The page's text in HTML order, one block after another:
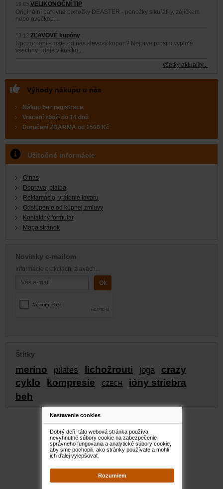
19.03 VELIKONOČNÍ TIP
Originální barevné ponožky DEASTER - ponožky s kuřátky, zájíčkem
nebo ovečkou....
13.12 ZĽAVOVÉ kupóny
Upozornění - máte od nás slevový kupon? Nejprve prosím vyplntě
všechny údaje v košíku...
všetky aktuality...
Výhody nákupu u nás
Nákup bez registrace
Vrácení zboží do 14 dnů
Doručení ZDARMA od 1500 Kč
Užitočné informácie
O nás
Doprava, platba
Reklamácia, vrátenie tovaru
Odstúpenie od kúpnej zmluvy
Kontaktný formulár
Mapa stránok
Novinky e-mailom
Informácie o akciách, zľavách...
Štítky
merino pilates lichožrouti joga
crazy
cyklo
kompresie CZECH
ióny striebra
beh
Nastavenie cookies
Dobrý deň, táto webová stránka používa
nevyhnutné súbory cookie na zabezpečenie
správneho fungovania a analytické súbory cookie,
aby sme pochopili, ako stránky používate a mohli
ich ďalej vylepšovať.